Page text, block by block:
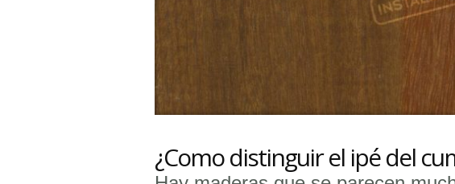
¿Como distinguir el ipé del